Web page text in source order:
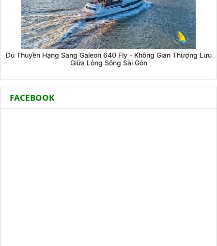
Du Thuyền Hạng Sang Galeon 640 Fly - Không Gian Thượng Lưu
Giữa Lòng Sông Sài Gòn
FACEBOOK